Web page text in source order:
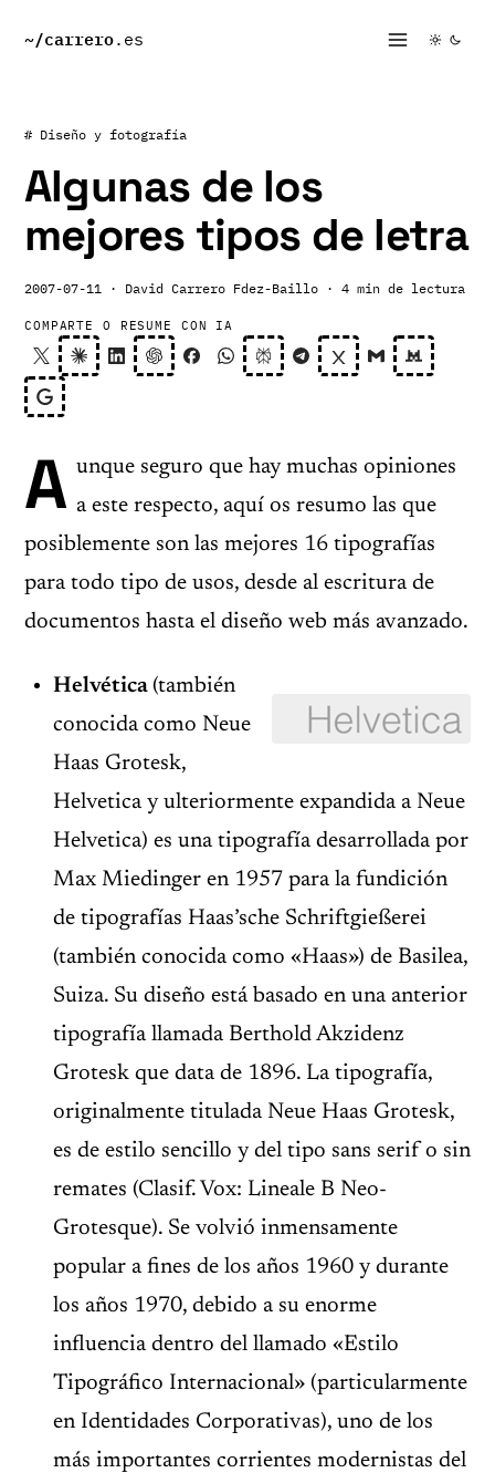
~/carrero.es
# Diseño y fotografía
Algunas de los
mejores tipos de letra
2007-07-11 · David Carrero Fdez-Baillo · 4 min de lectura
COMPARTE O RESUME CON IA
A unque seguro que hay muchas opiniones
a este respecto, aquí os resumo las que
posiblemente son las mejores 16 tipografías
para todo tipo de usos, desde al escritura de
documentos hasta el diseño web más avanzado.
Helvética (también
conocida como Neue
Haas Grotesk,
Helvetica y ulteriormente expandida a Neue
Helvetica) es una tipografía desarrollada por
Max Miedinger en 1957 para la fundición
de tipografías Haas’sche Schriftgießerei
(también conocida como «Haas») de Basilea,
Suiza. Su diseño está basado en una anterior
tipografía llamada Berthold Akzidenz
Grotesk que data de 1896. La tipografía,
originalmente titulada Neue Haas Grotesk,
es de estilo sencillo y del tipo sans serif o sin
remates (Clasif. Vox: Lineale B Neo-
Grotesque). Se volvió inmensamente
popular a fines de los años 1960 y durante
los años 1970, debido a su enorme
influencia dentro del llamado «Estilo
Tipográfico Internacional» (particularmente
en Identidades Corporativas), uno de los
más importantes corrientes modernistas del